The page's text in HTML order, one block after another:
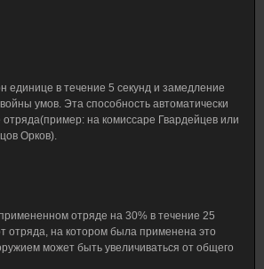
единице в течение 5 секунд и замедление
умов. Эта способность автоматически
на комиссаре Гвардейцев или
Орков).
отряде на 30% в течение 25
отряда, на котором была применена это
может быть увеличиваться от общего